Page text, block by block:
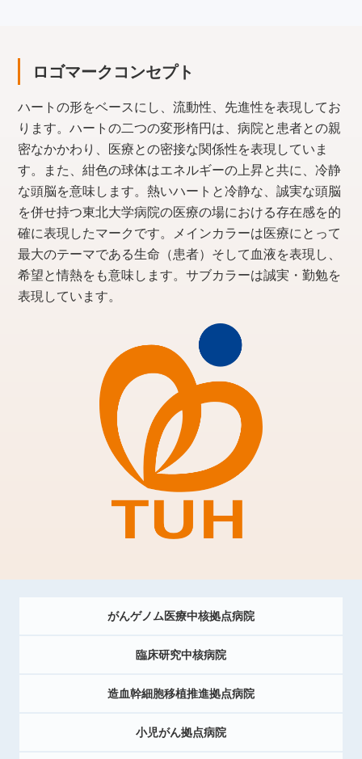
ロゴマークコンセプト
ハートの形をベースにし、流動性、先進性を表現してお
ります。ハートの二つの変形楕円は、病院と患者との親
密なかかわり、医療との密接な関係性を表現していま
す。また、紺色の球体はエネルギーの上昇と共に、冷静
な頭脳を意味します。熱いハートと冷静な、誠実な頭脳
を併せ持つ東北大学病院の医療の場における存在感を的
確に表現したマークです。メインカラーは医療にとって
最大のテーマである生命（患者）そして血液を表現し、
希望と情熱をも意味します。サブカラーは誠実・勤勉を
表現しています。
がんゲノム医療中核拠点病院
臨床研究中核病院
造血幹細胞移植推進拠点病院
小児がん拠点病院